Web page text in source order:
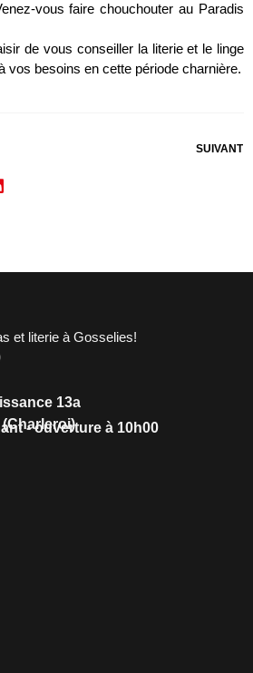
vous faire chouchouter au Paradis
de vous conseiller la literie et le linge
vos besoins en cette période charnière.
SUIVANT
et literie à Gosselies!
13a
- ouverture à 10h00